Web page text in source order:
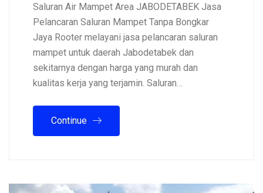
Saluran Air Mampet Area JABODETABEK Jasa
Pelancaran Saluran Mampet Tanpa Bongkar
Jaya Rooter melayani jasa pelancaran saluran
mampet untuk daerah Jabodetabek dan
sekitarnya dengan harga yang murah dan
kualitas kerja yang terjamin. Saluran…
Continue